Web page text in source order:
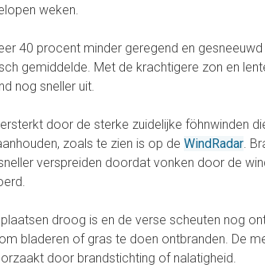
weken.
40 procent minder geregend en gesneeuwd
gemiddelde. Met de krachtigere zon en
nog sneller uit.
door de sterke zuidelijke föhnwinden
zoals te zien is op de WindRadar.
verspreiden doordat vonken door de
droog is en de verse scheuten nog
bladeren of gras te doen ontbranden. De
door brandstichting of nalatigheid.